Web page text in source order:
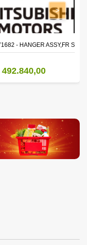
- HANGER ASSY,FR
492.840,00
>